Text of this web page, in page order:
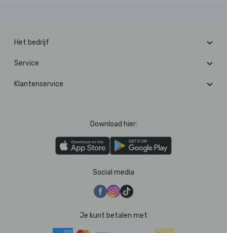
Het bedrijf
Service
Klantenservice
Download hier:
Social media
Je kunt betalen met